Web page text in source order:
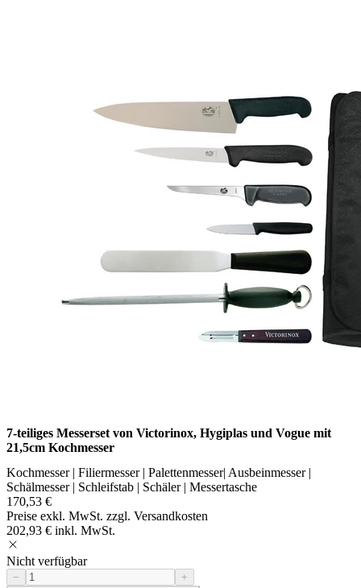
7-teiliges Messerset von Victorinox, Hygiplas und Vogue mit
21,5cm Kochmesser
Kochmesser | Filiermesser | Palettenmesser| Ausbeinmesser |
Schälmesser | Schleifstab | Schäler | Messertasche
170,53 €
Preise exkl. MwSt. zzgl. Versandkosten
202,93 € inkl. MwSt.
Nicht verfügbar
− +